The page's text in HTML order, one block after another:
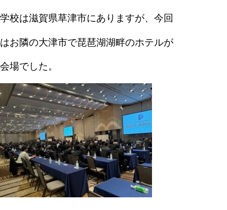
学校は滋賀県草津市にありますが、今回
はお隣の大津市で琵琶湖湖畔のホテルが
会場でした。